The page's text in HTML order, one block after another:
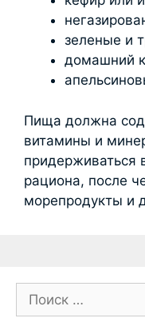
зеленые и
домашний
Пища должна
витамины и
придерживаться
рациона, после
морепродукты и
о